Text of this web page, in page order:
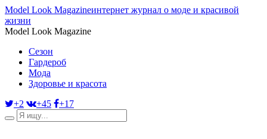
Model Look Magazineинтернет журнал о моде и красивой
жизни
Model Look Magazine
Сезон
Гардероб
Мода
Здоровье и красота
+2
+45 +17